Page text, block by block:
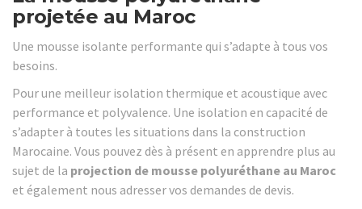
projetée au Maroc
Une mousse isolante performante qui s’adapte à tous vos
besoins.
Pour une meilleur isolation thermique et acoustique avec
performance et polyvalence. Une isolation en capacité de
s’adapter à toutes les situations dans la construction
Marocaine. Vous pouvez dès à présent en apprendre plus au
sujet de la projection de mousse polyuréthane au Maroc
et également nous adresser vos demandes de devis.